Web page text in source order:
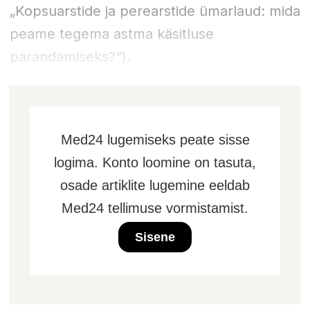
„Kopsuarstide ja perearstide ümarlaud: mida
peame tegema astma käsitluse
parandamiseks?“).
Med24 lugemiseks peate sisse
logima. Konto loomine on tasuta,
osade artiklite lugemine eeldab
Med24 tellimuse vormistamist.
Sisene